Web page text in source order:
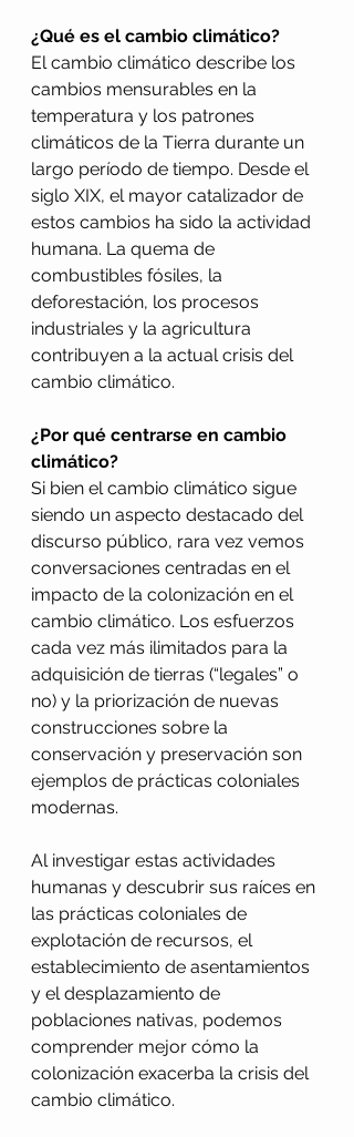
¿Qué es el cambio climático?
El cambio climático describe los
cambios mensurables en la
temperatura y los patrones
climáticos de la Tierra durante un
largo período de tiempo. Desde el
siglo XIX, el mayor catalizador de
estos cambios ha sido la actividad
humana. La quema de
combustibles fósiles, la
deforestación, los procesos
industriales y la agricultura
contribuyen a la actual crisis del
cambio climático.
¿Por qué centrarse en cambio
climático?
Si bien el cambio climático sigue
siendo un aspecto destacado del
discurso público, rara vez vemos
conversaciones centradas en el
impacto de la colonización en el
cambio climático. Los esfuerzos
cada vez más ilimitados para la
adquisición de tierras (“legales” o
no) y la priorización de nuevas
construcciones sobre la
conservación y preservación son
ejemplos de prácticas coloniales
modernas.
Al investigar estas actividades
humanas y descubrir sus raíces en
las prácticas coloniales de
explotación de recursos, el
establecimiento de asentamientos
y el desplazamiento de
poblaciones nativas, podemos
comprender mejor cómo la
colonización exacerba la crisis del
cambio climático.